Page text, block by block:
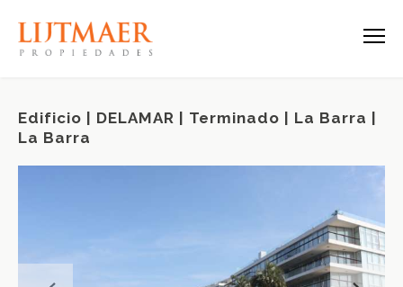
Edificio | DELAMAR | Terminado | La Barra |
La Barra